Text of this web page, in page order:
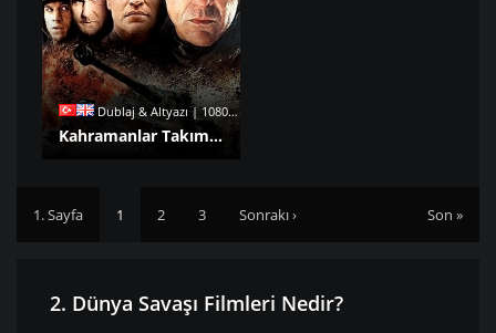
Dublaj & Altyazı | 1080p |
Kahramanlar Takımı izle
1. Sayfa 1 2 3 Sonrakı › Son »
2. Dünya Savaşı Filmleri Nedir?